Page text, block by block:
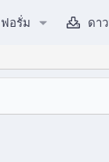
ฟอรั่ม ดา